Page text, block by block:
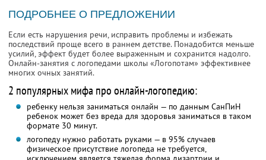
ПОДРОБНЕЕ О ПРЕДЛОЖЕНИИ
Если есть нарушения речи, исправить проблемы и избежать
последствий проще всего в раннем детстве. Понадобится меньше
усилий, эффект будет более выраженным и сохранится надолго.
Онлайн-занятия с логопедами школы «Логопотам» эффективнее
многих очных занятий.
2 популярных мифа про онлайн-логопедию:
ребенку нельзя заниматься онлайн — по данным СанПиН
ребенок может без вреда для здоровья заниматься в таком
формате 30 минут.
логопеду нужно работать руками — в 95% случаев
физическое присутствие логопеда не требуется,